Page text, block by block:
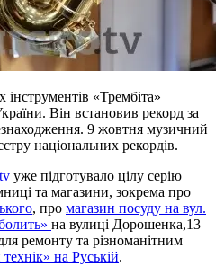
«Трембіта»
Він встановив рекорд за
9 жовтня музичний
національних рекордів.
уже підготувало цілу серію
та магазини, зокрема про
, про магазин посуду на вул.
на вулиці Дорошенка,13
ремонту та різноманітним
на Руській.